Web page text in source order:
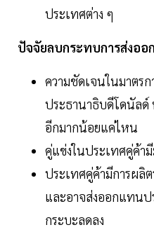
ประเทศต่าง ๆ
ปัจจัยลบกระทบการส่งออ
ความชัดเจนในมาตร
ประธานาธิบดีโดนัลด์
อีกมากน้อยแค่ไหน
คู่แข่งในประเทศคู่ค้า
ประเทศคู่ค้ามีการผลิ
และอาจส่งออกแทนป
กระบะลดลง